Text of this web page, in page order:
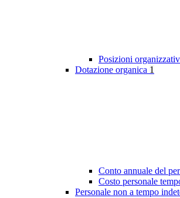
Posizioni
Dotazione organica 1
Conto annuale del
Costo personale
Personale non a tempo